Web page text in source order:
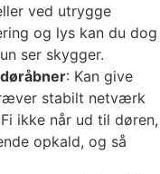
ved utrygge
og lys kan du dog
ser skygger.
: Kan give
stabilt netværk
ikke når ud til døren,
opkald, og så